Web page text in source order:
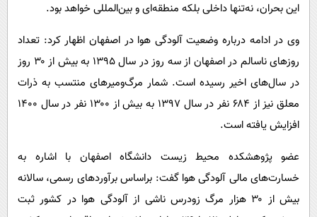
این بحران، نه‌تنها داخلی بلکه منطقه‌ای و بین‌المللی خواهد بود.
وی در ادامه درباره وضعیت آلودگی هوا در اصفهان اظهار کرد: تعداد
روزهای ناسالم در اصفهان از سه روز در سال ۱۳۹۵ به بیش از ۳۰ روز
در سال‌های اخیر رسیده است. شمار مرگ‌ومیرهای منتسب به ذرات
معلق نیز از ۶۸۴ نفر در سال ۱۳۹۷ به بیش از ۱۳۰۰ نفر در سال ۱۴۰۰
افزایش یافته است.
عضو پژوهشکده محیط زیست دانشگاه اصفهان با اشاره به
خسارت‌های مالی آلودگی هوا گفت: براساس برآوردهای رسمی، سالانه
بیش از ۳۰ هزار مرگ زودرس ناشی از آلودگی هوا در کشور ثبت